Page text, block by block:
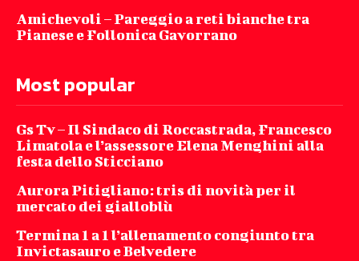
Amichevoli – Pareggio a reti bianche tra
Pianese e Follonica Gavorrano
Most popular
Gs Tv – Il Sindaco di Roccastrada, Francesco
Limatola e l’assessore Elena Menghini alla
festa dello Sticciano
Aurora Pitigliano: tris di novità per il
mercato dei gialloblù
Termina 1 a 1 l’allenamento congiunto tra
Invictasauro e Belvedere